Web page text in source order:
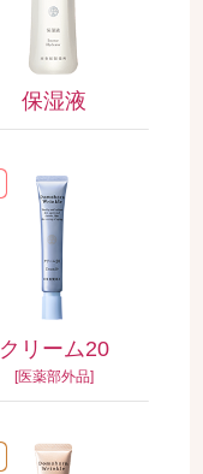
保湿液
クリーム20
[医薬部外品]